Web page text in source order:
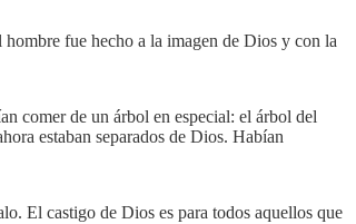
hombre fue hecho a la imagen de Dios y con la
comer de un árbol en especial: el árbol del
estaban separados de Dios. Habían
El castigo de Dios es para todos aquellos que